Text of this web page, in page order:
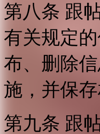
第八条 跟
有关规定
布、删除
施，并保存
第九条 跟